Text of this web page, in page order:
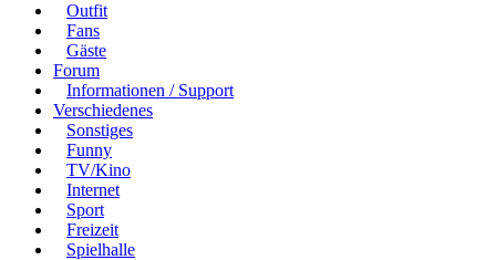
Outfit
Fans
Gäste
Forum
Informationen / Support
Verschiedenes
Sonstiges
Funny
TV/Kino
Internet
Sport
Freizeit
Spielhalle